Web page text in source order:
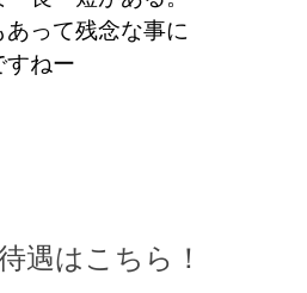
って残念な事に
すねー
遇はこちら！